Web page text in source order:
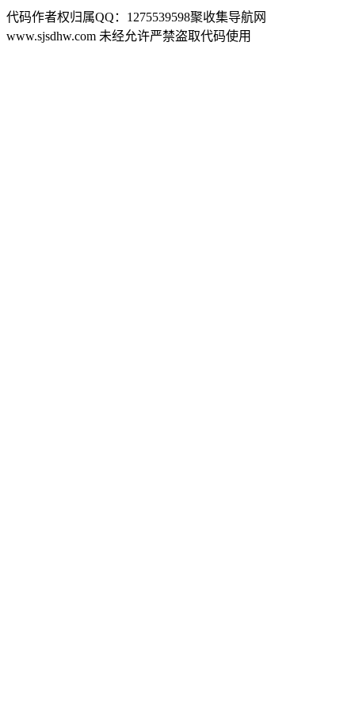
代码作者权归属QQ：1275539598聚收集导航网
www.sjsdhw.com 未经允许严禁盗取代码使用